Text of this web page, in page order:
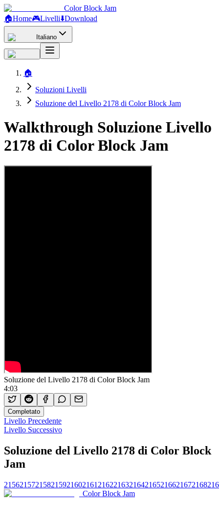
Color Block Jam
🏠Home🎮Livelli⬇️Download
Italiano
🏠
Soluzioni Livelli
Soluzione del Livello 2178 di Color Block Jam
Walkthrough Soluzione Livello
2178 di Color Block Jam
Soluzione del Livello 2178 di Color Block Jam
4:03
Completato
Livello Precedente
Livello Successivo
Soluzione del Livello 2178 di Color Block
Jam
215621572158215921602161 2162216321642165216621672168
Color Block Jam